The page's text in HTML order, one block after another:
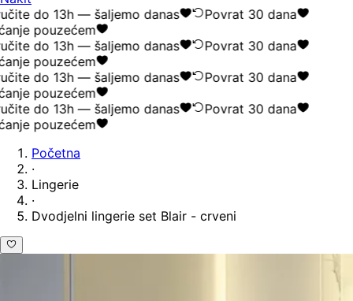
do 13h — šaljemo danas
Povrat 30 dana
pouzećem
do 13h — šaljemo danas
Povrat 30 dana
pouzećem
do 13h — šaljemo danas
Povrat 30 dana
pouzećem
do 13h — šaljemo danas
Povrat 30 dana
pouzećem
Početna
·
Lingerie
·
Dvodjelni lingerie set Blair - crveni